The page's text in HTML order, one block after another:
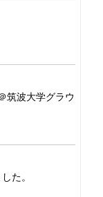
筑波大学グラウ
た。